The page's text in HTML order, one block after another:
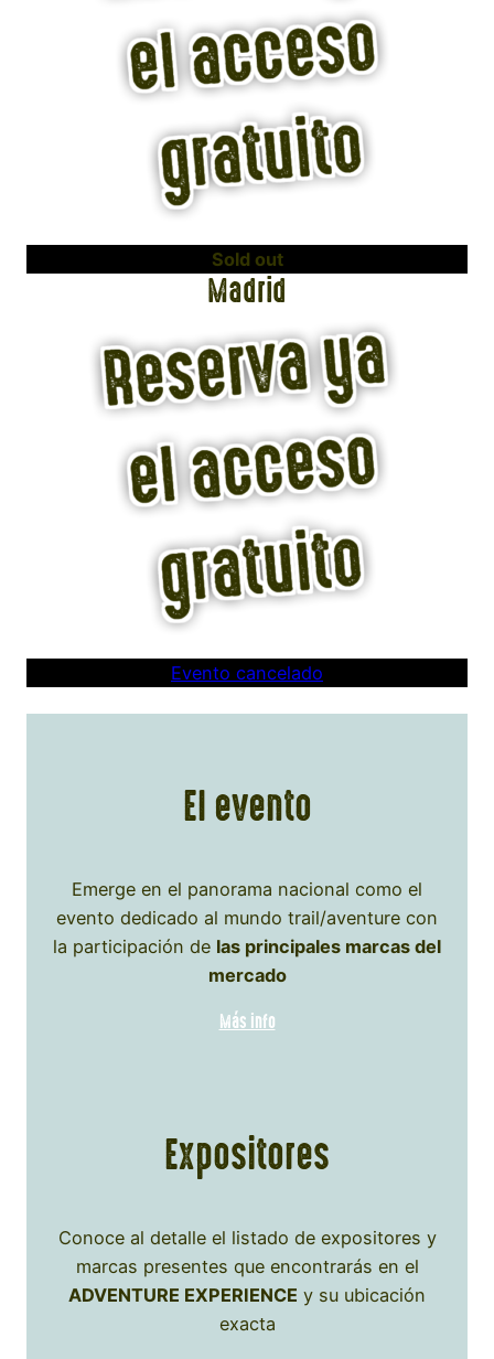
Sold out
Madrid
Evento cancelado
El evento
Emerge en el panorama nacional como el
evento dedicado al mundo trail/aventure con
la participación de las principales marcas del
mercado
Más info
Expositores
Conoce al detalle el listado de expositores y
marcas presentes que encontrarás en el
ADVENTURE EXPERIENCE y su ubicación
exacta